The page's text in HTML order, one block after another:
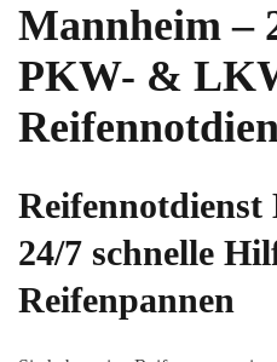
Mannheim –
PKW- &
Reifennotdienst
24/7 schnelle
Reifenpannen